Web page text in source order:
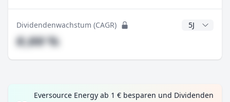
Dividendenwachstum (CAGR) CAGR Jahre
#,## %
Eversource Energy ab 1 € besparen und Dividenden